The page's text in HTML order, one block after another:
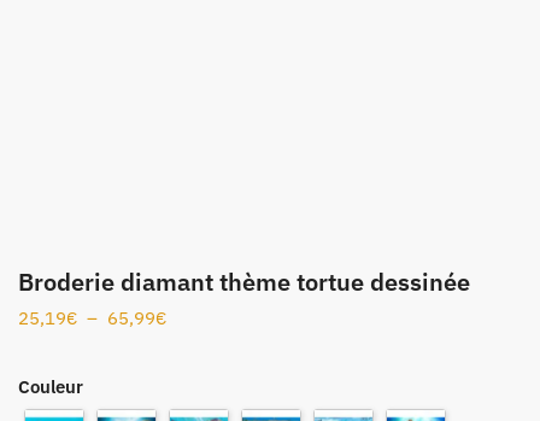
Broderie diamant thème tortue dessinée
25,19€ – 65,99€
Couleur